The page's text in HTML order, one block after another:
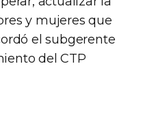
y mujeres que
el subgerente
del CTP